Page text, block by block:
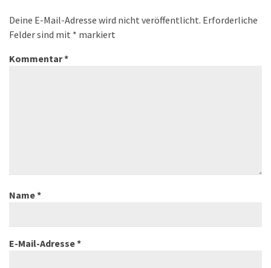
Deine E-Mail-Adresse wird nicht veröffentlicht. Erforderliche
Felder sind mit * markiert
Kommentar*
Name*
E-Mail-Adresse*